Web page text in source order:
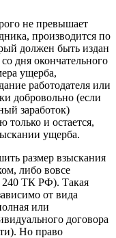
не превышает
производится по
должен быть издан
дня окончательного
ущерба,
работодателя или
добровольно (если
заработок)
только и остается,
ущерба.
размер взыскания
либо вовсе
240 ТК РФ). Такая
от вида
или
договора
Но право